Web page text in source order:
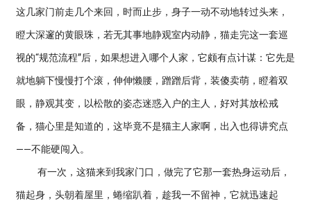
这几家门前走几个来回，时而止步，身子一动不动地转过头来，
瞪大深邃的黄眼珠，若无其事地静观室内动静，猫走完这一套巡
视的“规范流程”后，如果想进入哪个人家，它颇有点计谋：它先是
就地躺下慢慢打个滚，伸伸懒腰，蹭蹭后背，装傻卖萌，瞪着双
眼，静观其变，以松散的姿态迷惑入户的主人，好对其放松戒
备，猫心里是知道的，这毕竟不是猫主人家啊，出入也得讲究点
——不能硬闯入。
有一次，这猫来到我家门口，做完了它那一套热身运动后，
猫起身，头朝着屋里，蜷缩趴着，趁我一不留神，它就迅速起